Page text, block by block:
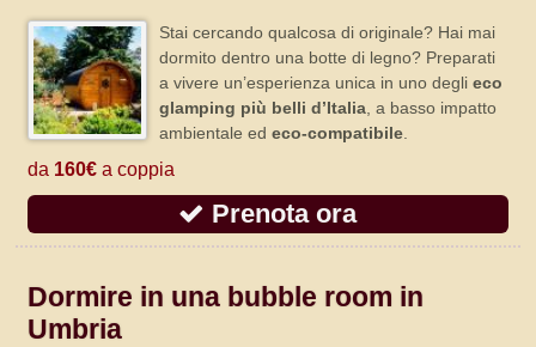
Stai cercando qualcosa di originale? Hai mai
dormito dentro una botte di legno? Preparati
a vivere un’esperienza unica in uno deglieco
glamping più belli d’Italia , a basso impatto
ambientale edeco-compatibile
da 160€ a coppia
Prenota ora
Dormire in una bubble room in
Umbria